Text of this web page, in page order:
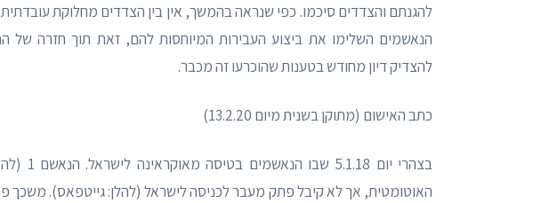
להגנתם והצדדים סיכמו. כפי שנראה בהמשך, אין בין הצדדים מחלוקת
הנאשמים השלימו את ביצוע העבירות המיוחסות להם, זאת תוך חזרה של
להצדיק דיון מחודש בטענות שהוכרעו זה מכבר.
כתב האישום (מתוקן בשנית מיום 13.2.20)
בצהרי
האוטומטית, אך לא קיבל פתק מעבר לכניסה לישראל (להלן: גייטפאס). משכך